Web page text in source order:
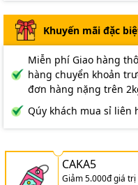
Khuyến mãi đặc
Miễn phí Giao hàng
hàng chuyển khoản
đơn hàng nặng trên
Qúy khách mua sỉ liên
CAKA5
Giảm 5.000đ giá